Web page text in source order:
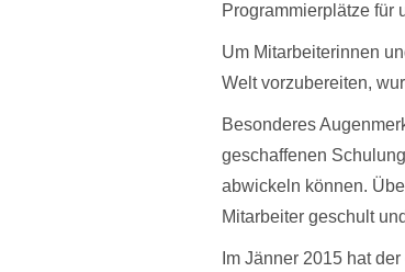
Programmierplätze für
Um Mitarbeiterinnen
Welt vorzubereiten,
Besonderes
geschaffenen
abwickeln können.
Mitarbeiter geschult
Im Jänner 2015 hat